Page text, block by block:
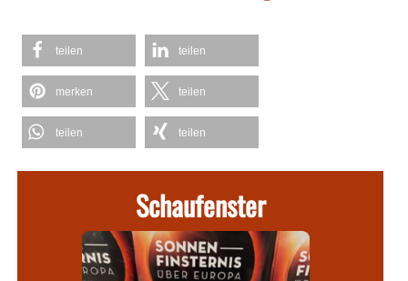
teilen teilen
merken teilen
teilen teilen
Schaufenster